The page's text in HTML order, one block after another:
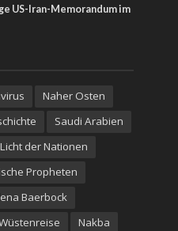
US-Iran-Memorandum im
Naher Osten
Saudi Arabien
Licht der Nationen
Propheten
Baerbock
Nakba